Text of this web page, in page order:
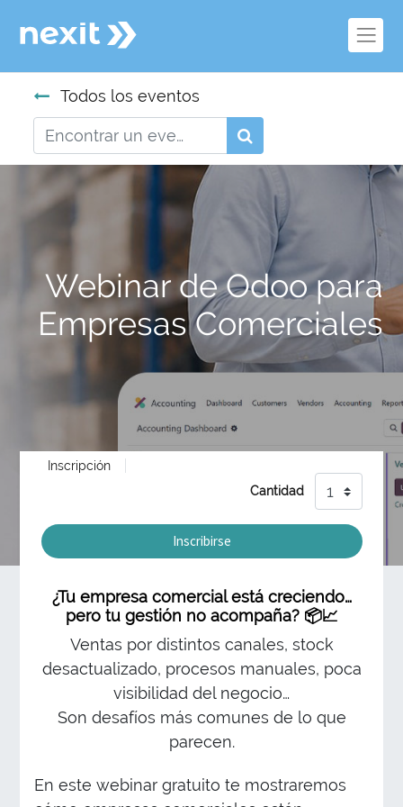
Todos los eventos
Webinar de Odoo para
Empresas Comerciales
Inscripción
Cantidad
Inscribirse
¿Tu empresa comercial está creciendo…
pero tu gestión no acompaña? 📦📈
Ventas por distintos canales, stock
desactualizado, procesos manuales, poca
visibilidad del negocio…
Son desafíos más comunes de lo que
parecen.
En este webinar gratuito te mostraremos